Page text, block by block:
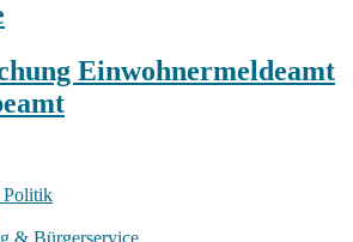
Einwohnermeldeamt
Politik
& Bürgerservice